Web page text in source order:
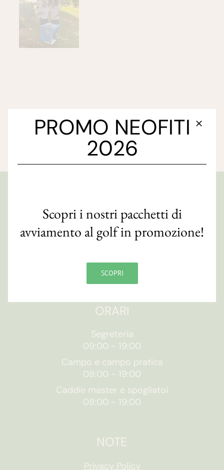
Via S. Orsola, 10/e
48018 Faenza (RA)
Contatti
ORARI
Segreteria
09:00 - 19:00
Campo e campo pratica
08:00 - 19:00
Caddie master e spogliatoi
08:00 - 19:00
NOTE
Privacy Policy
PROMO NEOFITI
2026
Scopri i nostri pacchetti di
avviamento al golf in promozione!
SCOPRI